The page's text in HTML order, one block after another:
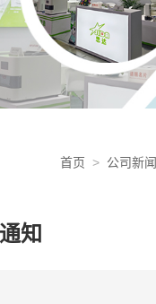
首页 > 公司新闻
知